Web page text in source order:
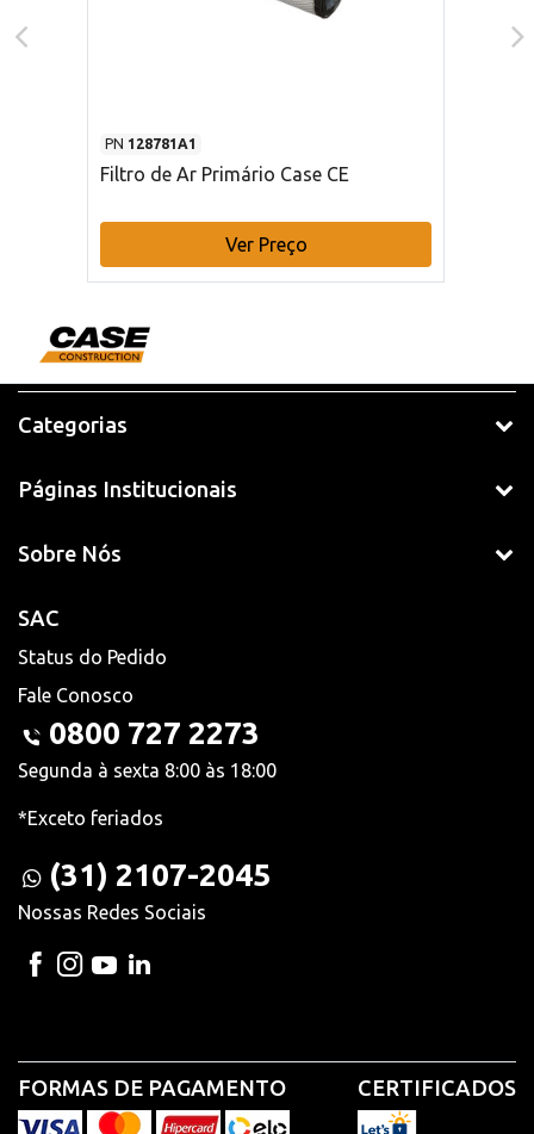
PN 128781A1
Filtro de Ar Primário Case CE
Ver Preço
Categorias
Páginas Institucionais
Sobre Nós
SAC
Status do Pedido
Fale Conosco
0800 727 2273
Segunda à sexta 8:00 às 18:00
*Exceto feriados
(31) 2107-2045
Nossas Redes Sociais
FORMAS DE PAGAMENTO CERTIFICADOS